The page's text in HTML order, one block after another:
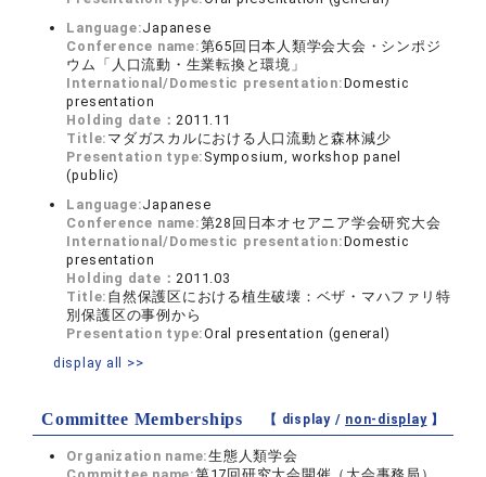
Language:Japanese
Conference name:第65回日本人類学会大会・シンポジ
ウム「人口流動・生業転換と環境」
International/Domestic presentation:Domestic
presentation
Holding date：2011.11
Title: マダガスカルにおける人口流動と森林減少
Presentation type: Symposium, workshop panel
(public)
Language:Japanese
Conference name:第28回日本オセアニア学会研究大会
International/Domestic presentation:Domestic
presentation
Holding date：2011.03
Title: 自然保護区における植生破壊：ベザ・マハファリ特
別保護区の事例から
Presentation type:Oral presentation (general)
display all >>
Committee Memberships 【 display / non-display】
Organization name:生態人類学会